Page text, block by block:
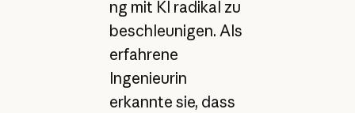
ng mit KI radikal zu
beschleunigen. Als
erfahrene
Ingenieurin
erkannte sie, dass